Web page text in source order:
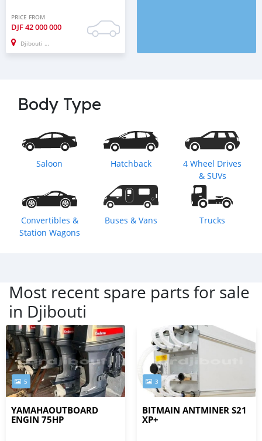
PRICE FROM
DJF42 000 000
Djibouti city
Body Type
Saloon Hatchback
4 Wheel Drives
& SUVs
Convertibles &
Station Wagons
Buses & Vans Trucks
Most recent spare parts for sale
in Djibouti
5
YAMAHAOUTBOARD
ENGIN 75HP
3
BITMAIN ANTMINER S21
XP+